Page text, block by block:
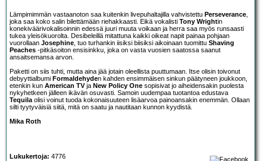
Lämpimimmän vastaanoton saa kuitenkin livepuhaltajilla vahvistettu Perseverance,
joka saa koko salin bilettämään riehakkaasti. Eikä vokalisti Tony Wrightin
konekiväärivokalisoinnin edessä juuri muuta voikaan ja herra saa myös runsaasti
tukea yleisökuorolta. Desibeleillä mitattuna kaikki oikeat napit painaa pohjaan
vuorollaan Josephine, tuo turhankin iisiksi biisiksi aikoinaan tuomittu Shaving
Peaches -pitkäsoiton ensisinkku, joka on vasta vuosien saatossa saanut
ansaitsemansa arvon.
Paketti on siis tuhti, mutta aina jää jotain oleellista puuttumaan. Itse olisin toivonut
debyyttialbumi Formaldehyden kahden ensimmäisen sinkun päätyneen joukkoon,
etenkin kun American TVja New Policy One sopisivat jo aiheidensakin puolesta
nykyhetkeen jälleen ikävän osuvasti. Samoin uudempaa tuotantoa edustava
Tequilaolisi voinut tuoda kokonaisuuteen lisäarvoa painoansakin enemmän. Ollaan
silti tyytyväisiä siitä, mitä on saatu ja nautitaan kunnon kyydistä.
Mika Roth
Lukukertoja: 4776